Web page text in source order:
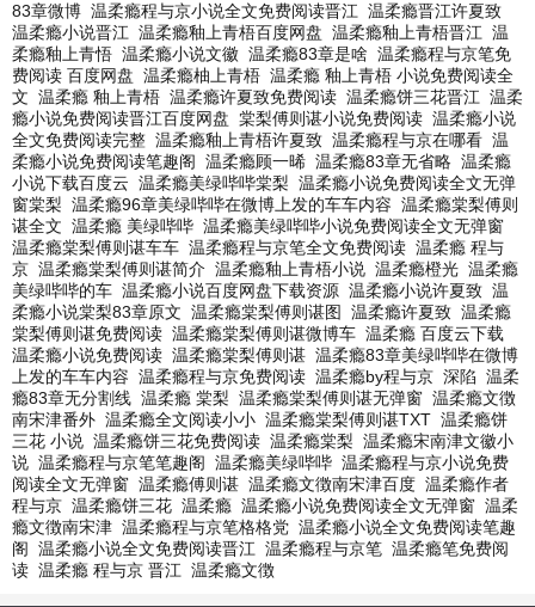
83章微博 温柔瘾程与京小说全文免费阅读晋江 温柔瘾晋江许夏致
温柔瘾小说晋江 温柔瘾釉上青梧百度网盘 温柔瘾釉上青梧晋江 温
柔瘾釉上青悟 温柔瘾小说文徽 温柔瘾83章是啥 温柔瘾程与京笔免
费阅读 百度网盘 温柔瘾柚上青梧 温柔瘾 釉上青梧 小说免费阅读全
文 温柔瘾 釉上青梧 温柔瘾许夏致免费阅读 温柔瘾饼三花晋江 温柔
瘾小说免费阅读晋江百度网盘 棠梨傅则谌小说免费阅读 温柔瘾小说
全文免费阅读完整 温柔瘾釉上青梧许夏致 温柔瘾程与京在哪看 温
柔瘾小说免费阅读笔趣阁 温柔瘾顾一晞 温柔瘾83章无省略 温柔瘾
小说下载百度云 温柔瘾美绿哔哔棠梨 温柔瘾小说免费阅读全文无弹
窗棠梨 温柔瘾96章美绿哔哔在微博上发的车车内容 温柔瘾棠梨傅则
谌全文 温柔瘾 美绿哔哔 温柔瘾美绿哔哔小说免费阅读全文无弹窗
温柔瘾棠梨傅则谌车车 温柔瘾程与京笔全文免费阅读 温柔瘾 程与
京 温柔瘾棠梨傅则谌简介 温柔瘾釉上青梧小说 温柔瘾橙光 温柔瘾
美绿哔哔的车 温柔瘾小说百度网盘下载资源 温柔瘾小说许夏致 温
柔瘾小说棠梨83章原文 温柔瘾棠梨傅则谌图 温柔瘾许夏致 温柔瘾
棠梨傅则谌免费阅读 温柔瘾棠梨傅则谌微博车 温柔瘾 百度云下载
温柔瘾小说免费阅读 温柔瘾棠梨傅则谌 温柔瘾83章美绿哔哔在微博
上发的车车内容 温柔瘾程与京免费阅读 温柔瘾by程与京 深陷 温柔
瘾83章无分割线 温柔瘾 棠梨 温柔瘾棠梨傅则谌无弹窗 温柔瘾文徴
南宋津番外 温柔瘾全文阅读小小 温柔瘾棠梨傅则谌TXT 温柔瘾饼
三花 小说 温柔瘾饼三花免费阅读 温柔瘾棠梨 温柔瘾宋南津文徽小
说 温柔瘾程与京笔笔趣阁 温柔瘾美绿哔哔 温柔瘾程与京小说免费
阅读全文无弹窗 温柔瘾傅则谌 温柔瘾文徴南宋津百度 温柔瘾作者
程与京 温柔瘾饼三花 温柔瘾 温柔瘾小说免费阅读全文无弹窗 温柔
瘾文徴南宋津 温柔瘾程与京笔格格党 温柔瘾小说全文免费阅读笔趣
阁 温柔瘾小说全文免费阅读晋江 温柔瘾程与京笔 温柔瘾笔免费阅
读 温柔瘾 程与京 晋江 温柔瘾文徴